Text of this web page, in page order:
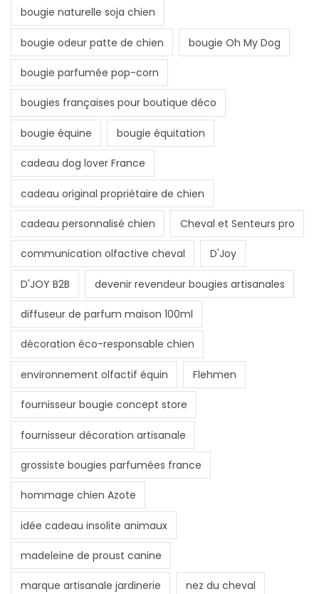
bougie naturelle soja chien
bougie odeur patte de chien bougie Oh My Dog
bougie parfumée pop-corn
bougies françaises pour boutique déco
bougie équine bougie équitation
cadeau dog lover France
cadeau original propriétaire de chien
cadeau personnalisé chien Cheval et Senteurs pro
communication olfactive cheval D'Joy
D'JOY B2B devenir revendeur bougies artisanales
diffuseur de parfum maison 100ml
décoration éco-responsable chien
environnement olfactif équin Flehmen
fournisseur bougie concept store
fournisseur décoration artisanale
grossiste bougies parfumées france
hommage chien Azote
idée cadeau insolite animaux
madeleine de proust canine
marque artisanale jardinerie nez du cheval